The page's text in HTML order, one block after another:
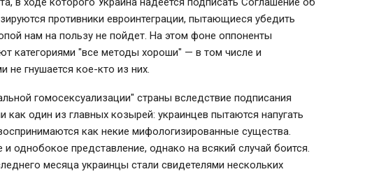
противники евроинтеграции, пытающиеся убедить
нам на пользу не пойдет. На этом фоне оппоненты
категориями "все методы хороши" — в том числе и
гнушается кое-кто из них.
гомосексуализации" страны вследствие подписания
как один из главных козырей: украинцев пытаются напугать
как некие мифологизированные существа.
однобокое представление, однако на всякий случай боится.
месяца украинцы стали свидетелями нескольких